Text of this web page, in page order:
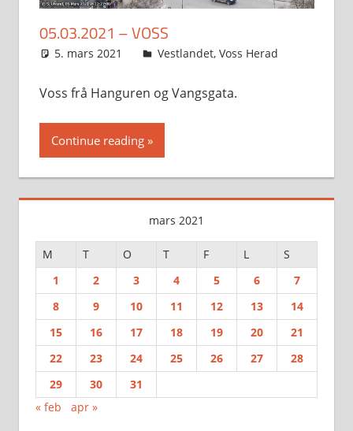
05.03.2021 – VOSS
5. mars 2021 Svein
Vestlandet, Voss Herad
Voss frå Hanguren og Vangsgata.
Continue reading
mars 2021
M T O T F L
S
1
2 3 4 5 6
7
8
9 10 11 12 13
14
15
16 17 18 19 20
21
22
23 24 25 26 27
28
29
30
31
« feb
apr »